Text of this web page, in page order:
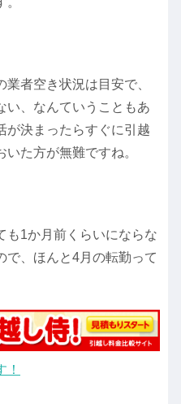
者空き状況は目安で、
い、なんていうこともあ
が決まったらすぐに引越
た方が無難ですね。
も1か月前くらいにならな
で、ほんと4月の転勤って
！